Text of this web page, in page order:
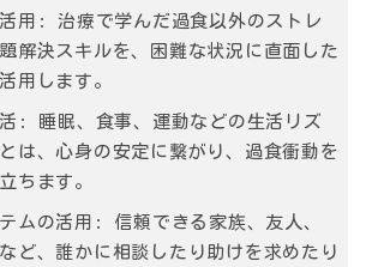
用:
治療で学んだ過食以外のストレ
解決スキルを、困難な状況に直面した
用します。
:
睡眠、食事、運動などの生活リズ
は、心身の安定に繋がり、過食衝動を
ちます。
ムの活用:
信頼できる家族、友人、
ど、誰かに相談したり助けを求めたり